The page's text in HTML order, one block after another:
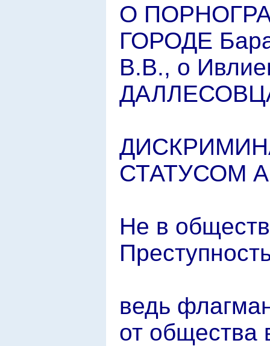
О
ГОРОДЕ
В.В., о
СТАТУСОМ
Не в
ведь
от общества